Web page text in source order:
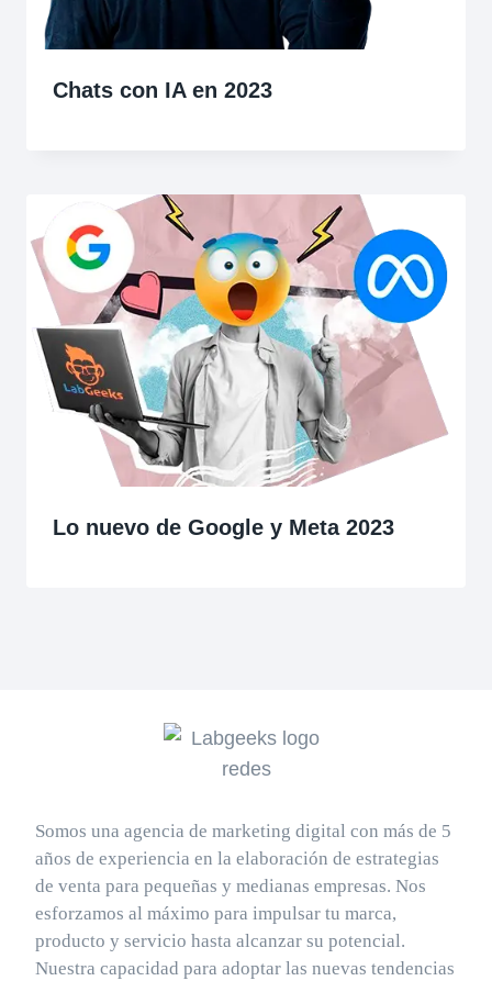
Chats con IA en 2023
Lo nuevo de Google y Meta 2023
Somos una agencia de marketing digital con más de 5
años de experiencia en la elaboración de estrategias
de venta para pequeñas y medianas empresas. Nos
esforzamos al máximo para impulsar tu marca,
producto y servicio hasta alcanzar su potencial.
Nuestra capacidad para adoptar las nuevas tendencias